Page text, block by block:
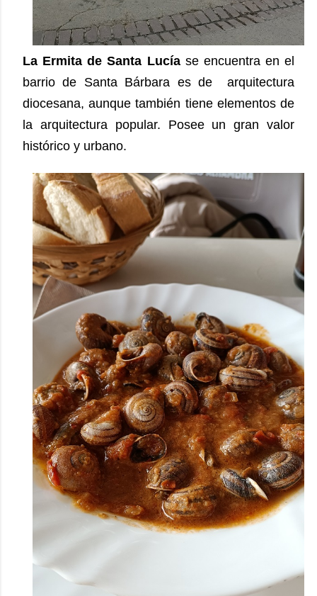
La Ermita de Santa Lucía se encuentra en el
barrio de Santa Bárbara es de arquitectura
diocesana, aunque también tiene elementos de
la arquitectura popular. Posee un gran valor
histórico y urbano.